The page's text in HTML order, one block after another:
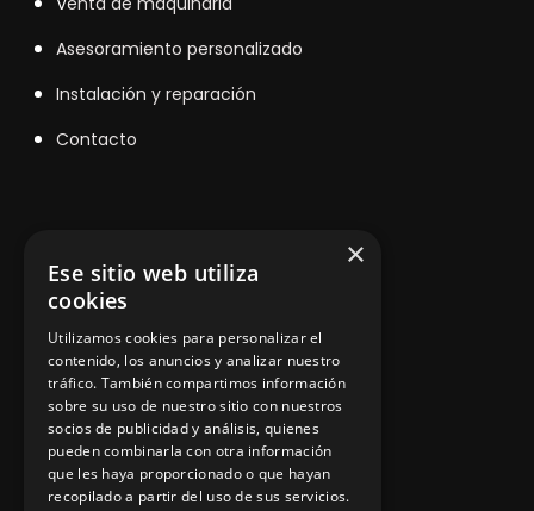
Asesoramiento personalizado
Instalación y reparación
Contacto
Aviso legal
App Zine Hostelería
×
Ese sitio web utiliza
cookies
Utilizamos cookies para personalizar el
contenido, los anuncios y analizar nuestro
tráfico. También compartimos información
sobre su uso de nuestro sitio con nuestros
socios de publicidad y análisis, quienes
pueden combinarla con otra información
que les haya proporcionado o que hayan
recopilado a partir del uso de sus servicios.